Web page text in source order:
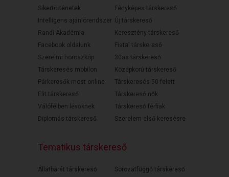
Sikertörténetek
Intelligens ajánlórendszer
Randi Akadémia
Facebook oldalunk
Szerelmi horoszkóp
Társkeresés mobilon
Párkeresők most online
Elit társkereső
Válófélben lévőknek
Diplomás társkereső
Fényképes társkereső
Új társkereső
Keresztény társkereső
Fiatal társkereső
30as társkereső
Középkorú társkereső
Társkeresés 50 felett
Társkereső nők
Társkereső férfiak
Szerelem első keresésre
Tematikus társkereső
Állatbarát társkereső
Sorozatfüggő társkereső